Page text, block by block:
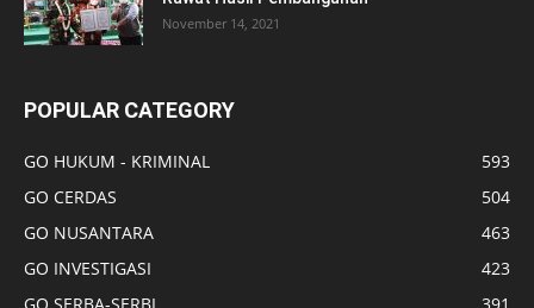
November 14, 2021
POPULAR CATEGORY
GO HUKUM - KRIMINAL
593
GO CERDAS
504
GO NUSANTARA
463
GO INVESTIGASI
423